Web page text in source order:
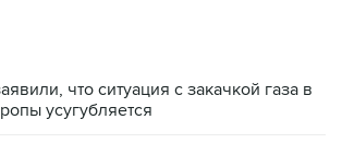
что ситуация с закачкой газа в
усугубляется